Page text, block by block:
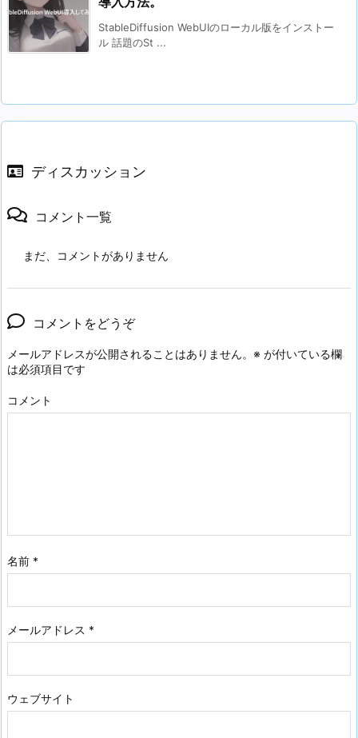
StableDiffusion WebUIのローカル版をインストー
ル 話題のSt ...
ディスカッション
コメント一覧
まだ、コメントがありません
コメントをどうぞ
メールアドレスが公開されることはありません。 ※ が付いている欄
は必須項目です
コメント
名前 *
メールアドレス *
ウェブサイト